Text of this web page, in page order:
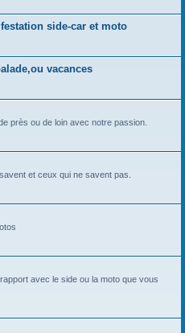
side-car et moto
vacances
près ou de loin avec notre passion.
et ceux qui ne savent pas.
avec le side ou la moto que vous